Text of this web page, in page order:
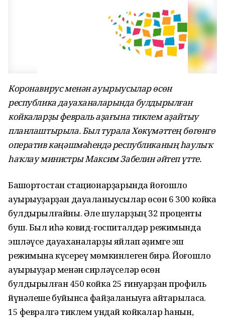
Коронавирус менән ауырыусылар өсөн
республика дауаханаларында булдырылған
койкаларҙы февраль аҙағына тиклем аҙайтыу
планлаштырыла. Был турала Хөкүмәттең бөгөнгө
оператив кәңәшмәһендә республиканың һаулыҡ
һаҡлау министры Максим Забелин әйтеп үтте.
Башҡортостан стационарҙарында йоғошло
ауырыуҙарҙан дауаланыусылар өсөн 6 300 койка
булдырылғайны. Әле шуларҙың 32 проценты
буш. Был иһә ковид-госпиталдәр режимында
эшләүсе дауаханаларҙы яйлап ҡәҙимге эш
режимына күсереү мөмкинлеген бирә. Йоғошло
ауырыуҙар менән сирләүселәр өсөн
булдырылған 450 койка 25 ғинуарҙан профиль
йүнәлеше буйынса файҙаланыуға ҡайтарыласаҡ.
15 февралгә тиклем ундай койкалар һанын,